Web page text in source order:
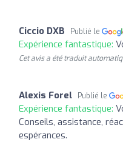
Ciccio DXB Publié le
Expérience fantastique:
Cet avis a été traduit
Alexis Forel Publié le
Expérience fantastique:
Conseils, assistance,
espérances.